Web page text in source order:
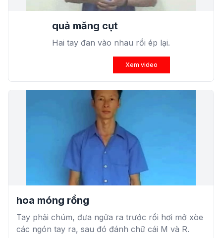
quả măng cụt
Hai tay đan vào nhau rồi ép lại.
Xem video
hoa móng rồng
Tay phải chúm, đưa ngửa ra trước rồi hơi mở xòe
các ngón tay ra, sau đó đánh chữ cái M và R.